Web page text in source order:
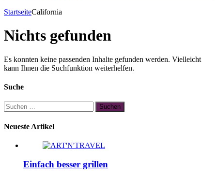
StartseiteCalifornia
Nichts gefunden
Es konnten keine passenden Inhalte gefunden werden. Vielleicht
kann Ihnen die Suchfunktion weiterhelfen.
Suche
Suchen
nach:
Neueste Artikel
Einfach besser grillen